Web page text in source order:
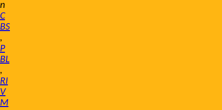
n
C
BS
,
P
BL
,
RI
V
M